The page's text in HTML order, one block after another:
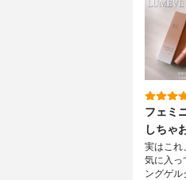
フェミ
しちゃ
実はこれ
気に入っ
ングゲ